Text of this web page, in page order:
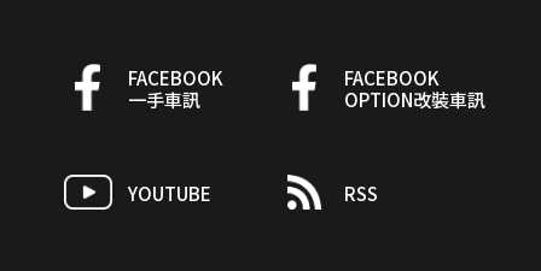
FACEBOOK
一手車訊
FACEBOOK
OPTION改裝車訊
YOUTUBE RSS